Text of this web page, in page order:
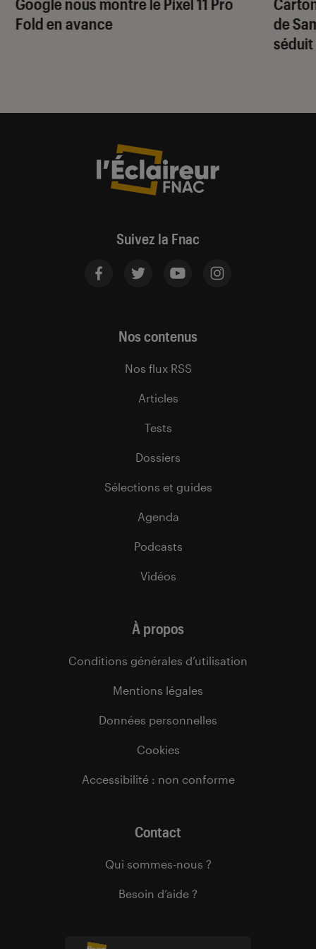
Fold en avance
de
Suivez la Fnac
Nos contenus
Nos flux RSS
Articles
Tests
Dossiers
Sélections et guides
Agenda
Podcasts
Vidéos
À propos
Conditions générales d’utilisation
Mentions légales
Données personnelles
Cookies
Accessibilité : non conforme
Contact
Qui sommes-nous ?
Besoin d’aide ?